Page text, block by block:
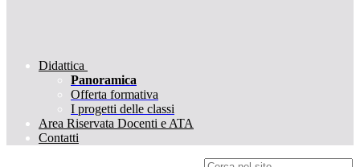
Didattica
Panoramica
Offerta formativa
I progetti delle classi
Area Riservata Docenti e ATA
Contatti